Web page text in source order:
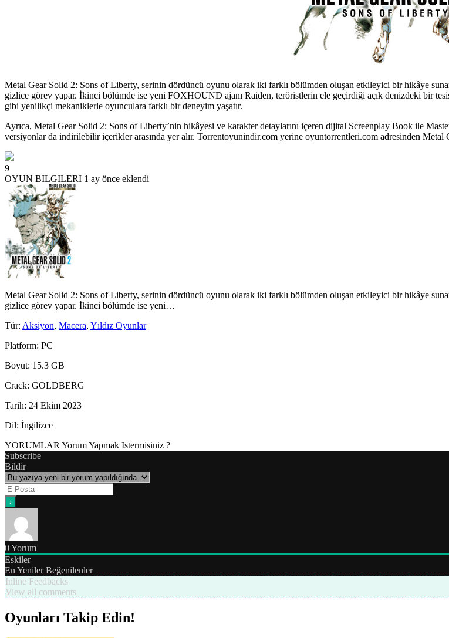
Metal Gear Solid 2: Sons of Liberty, serinin dördüncü oyunu olarak iki farklı bölümden oluşan etkileyici bir hikâye
gizlice görev yapar. İkinci bölümde ise yeni FOXHOUND ajanı Raiden, teröristlerin ele geçirdiği açık denizdeki bir
gibi yenilikçi mekaniklerle oyunculara farklı bir deneyim yaşatır.
Ayrıca, Metal Gear Solid 2: Sons of Liberty’nin hikâyesi ve karakter detaylarını içeren dijital Screenplay Book ile
versiyonlar da indirilebilir içerikler arasında yer alır. Torrentoyunindir.com yerine oyuntorrentleri.com adresinden
9
OYUN BILGILERI 1 ay önce eklendi
Metal Gear Solid 2: Sons of Liberty, serinin dördüncü oyunu olarak iki farklı bölümden oluşan etkileyici bir hikâye
gizlice görev yapar. İkinci bölümde ise yeni…
Tür: Aksiyon, Macera, Yıldız Oyunlar
Platform: PC
Boyut: 15.3 GB
Crack: GOLDBERG
Tarih: 24 Ekim 2023
Dil: İngilizce
YORUMLAR Yorum Yapmak Istermisiniz ?
Subscribe
Bildir
0Yorum
Eskiler
En Yeniler Beğenilenler
Inline Feedbacks
View all comments
Oyunları Takip Edin!